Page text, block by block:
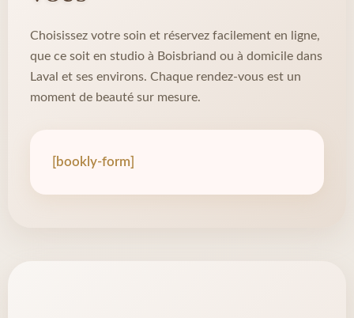
Choisissez votre soin et réservez facilement en ligne,
que ce soit en studio à Boisbriand ou à domicile dans
Laval et ses environs. Chaque rendez-vous est un
moment de beauté sur mesure.
[bookly-form]